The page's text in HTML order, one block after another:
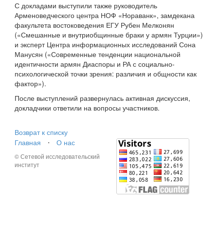
С докладами выступили также руководитель
Арменоведческого центра НОФ «Нораванк», замдекана
факультета востоковедения ЕГУ Рубен Мелконян
(«Смешанные и внутриобщинные браки у армян Турции»)
и эксперт Центра информационных исследований Сона
Манусян («Современные тенденции национальной
идентичности армян Диаспоры и РА с социально-
психологической точки зрения: различия и общности как
фактор»).
После выступлений развернулась активная дискуссия,
докладчики ответили на вопросы участников.
Возврат к списку
Главная
⋅ О нас
© Сетевой исследовательский
институт